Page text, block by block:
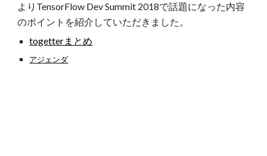
よりTensorFlow Dev Summit 2018で話題になった内容
のポイントを紹介していただきました。
togetterまとめ
アジェンダ